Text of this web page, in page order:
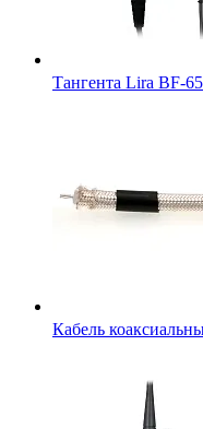
Тангента Lira BF-
Кабель